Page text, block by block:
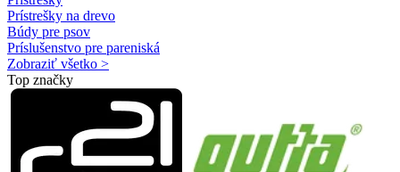
Prístrešky na drevo
Búdy pre psov
Príslušenstvo pre pareniská
Zobraziť všetko >
Top značky